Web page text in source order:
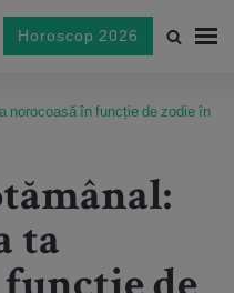
Horoscop 2026
norocoasă în funcție de zodie în
ta